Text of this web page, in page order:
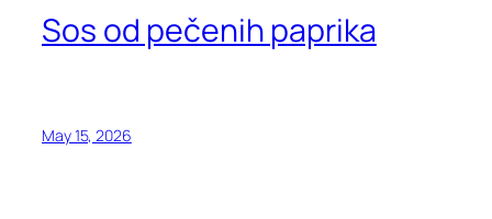
Sos od pečenih paprika
May 15, 2026